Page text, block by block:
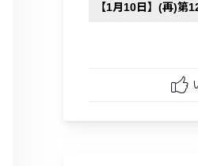
【1月10日】(再)第